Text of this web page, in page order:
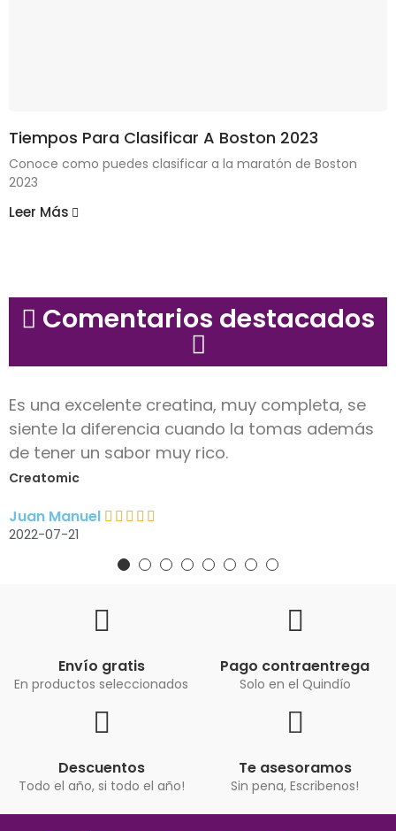
Tiempos Para Clasificar A Boston 2023
Conoce como puedes clasificar a la maratón de Boston
2023
Leer Más
Comentarios destacados
Es una excelente creatina, muy completa, se
siente la diferencia cuando la tomas además
de tener un sabor muy rico.
Creatomic
Juan Manuel
2022-07-21
Envío gratis
En productos seleccionados
Pago contraentrega
Solo en el Quindío
Descuentos
Todo el año, si todo el año!
Te asesoramos
Sin pena, Escribenos!